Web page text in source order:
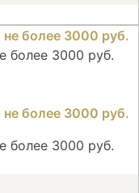
более 3000 руб.
более 3000 руб.